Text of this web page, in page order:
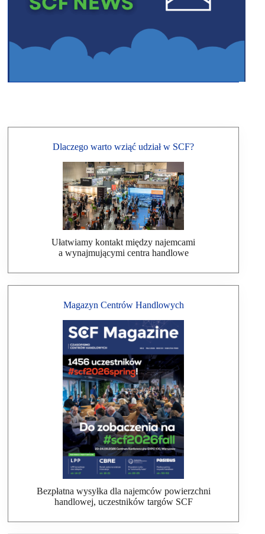
Dlaczego warto wziąć udział w SCF?
Ułatwiamy kontakt między najemcami
a wynajmującymi centra handlowe
Magazyn Centrów Handlowych
Bezpłatna wysyłka dla najemców powierzchni
handlowej, uczestników targów SCF